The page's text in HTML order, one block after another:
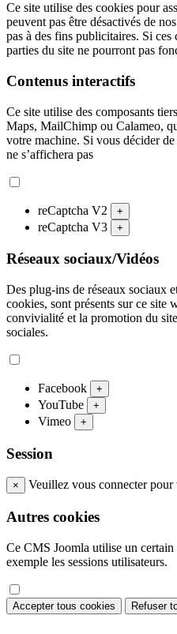
Ce site utilise des cookies pour
peuvent pas être désactivés de
pas à des fins publicitaires. Si
parties du site ne pourront pas
Contenus interactifs
Ce site utilise des composants
Maps, MailChimp ou Calameo,
votre machine. Si vous décider
ne s’affichera pas
reCaptcha V2 +
reCaptcha V3 +
Réseaux sociaux/Vidéos
Des plug-ins de réseaux sociaux
cookies, sont présents sur ce site
convivialité et la promotion du
sociales.
Facebook +
YouTube +
Vimeo +
Session
× Veuillez vous connecter
Autres cookies
Ce CMS Joomla utilise un
exemple les sessions utilisateurs.
Accepter tous cookies Refuser